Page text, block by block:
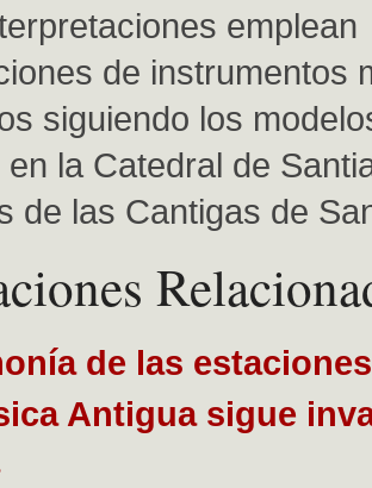
emplean
de instrumentos
siguiendo los
la Catedral de
de las Cantigas de
de las estaciones
Antigua sigue